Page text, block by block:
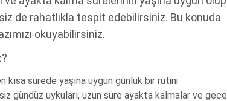
siz de rahatlıkla tespit edebilirsiniz. Bu konuda
okuyabilirsiniz.
kısa sürede yaşına uygun günlük bir rutini
gündüz uykuları, uzun süre ayakta kalmalar ve gece